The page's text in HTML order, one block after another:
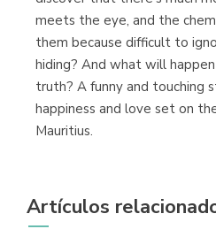
meets the eye, and the
them because difficult to
hiding? And what will
truth? A funny and touching
happiness and love set on
Mauritius.
Artículos